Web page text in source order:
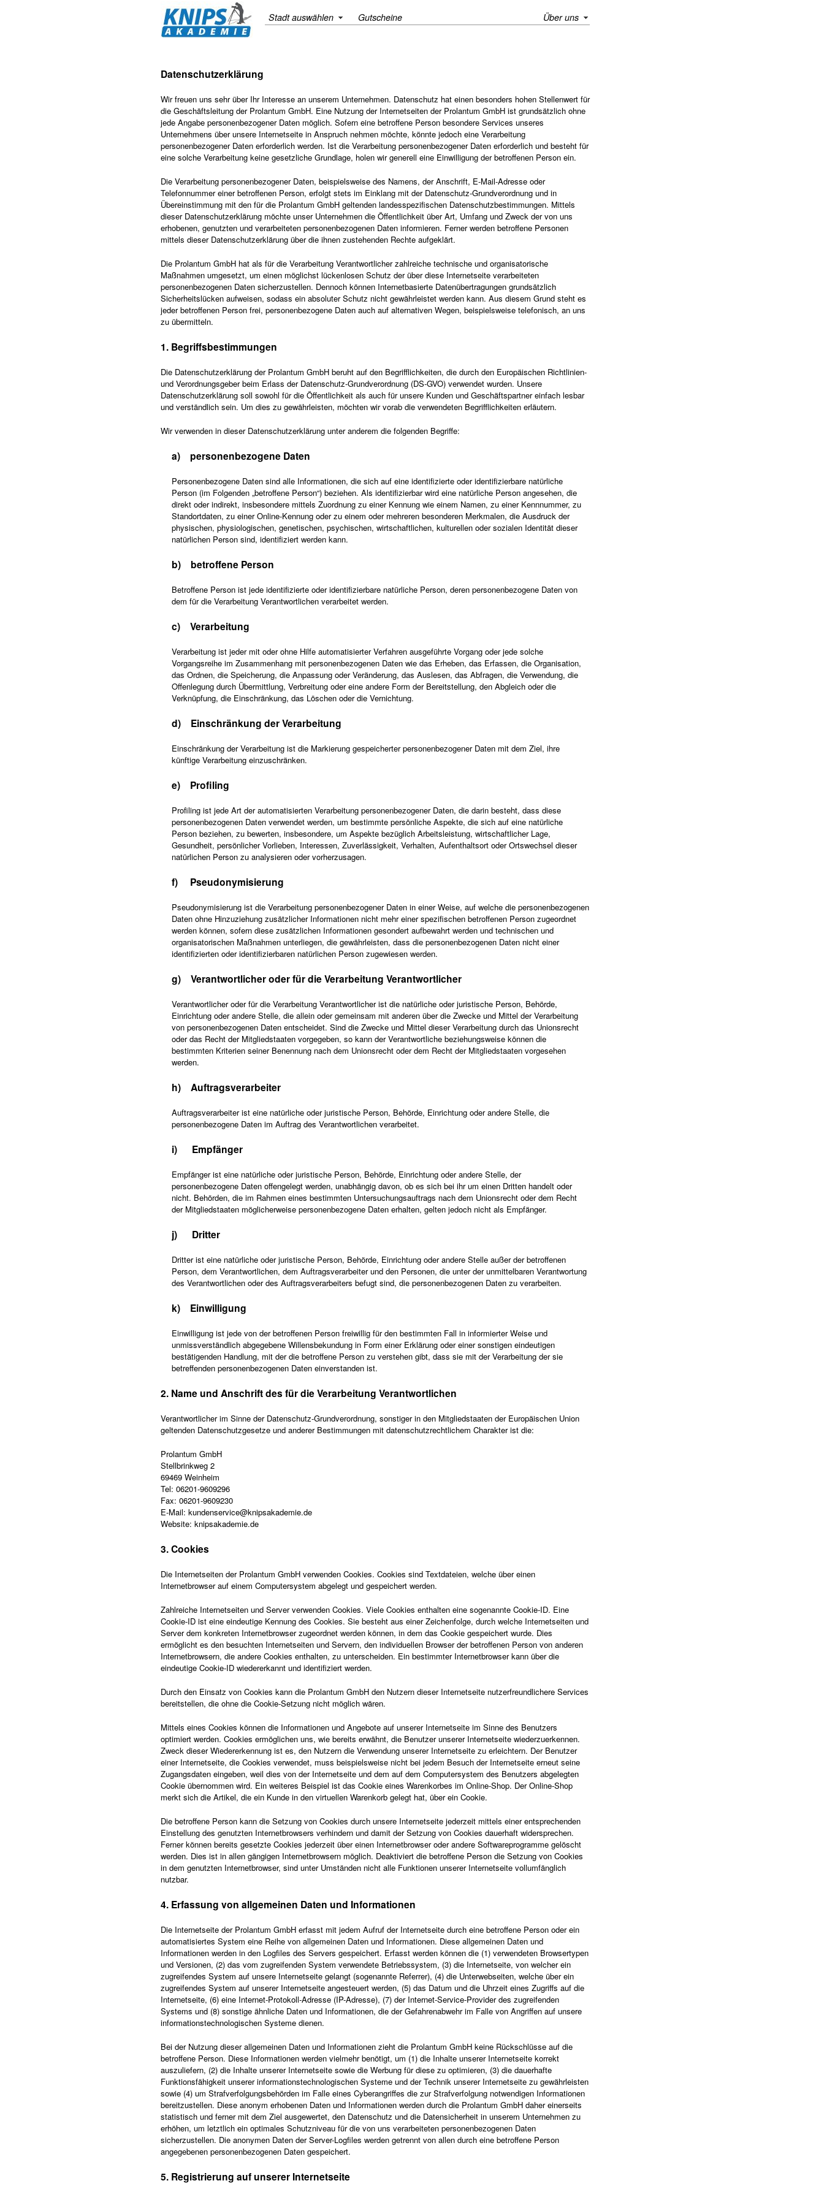
Stadt auswählen Gutscheine Über uns
Datenschutzerklärung
Wir freuen uns sehr über Ihr Interesse an unserem Unternehmen. Datenschutz hat einen besonders hohen Stellenwert für
die Geschäftsleitung der Prolantum GmbH. Eine Nutzung der Internetseiten der Prolantum GmbH ist grundsätzlich ohne
jede Angabe personenbezogener Daten möglich. Sofern eine betroffene Person besondere Services unseres
Unternehmens über unsere Internetseite in Anspruch nehmen möchte, könnte jedoch eine Verarbeitung
personenbezogener Daten erforderlich werden. Ist die Verarbeitung personenbezogener Daten erforderlich und besteht für
eine solche Verarbeitung keine gesetzliche Grundlage, holen wir generell eine Einwilligung der betroffenen Person ein.
Die Verarbeitung personenbezogener Daten, beispielsweise des Namens, der Anschrift, E-Mail-Adresse oder
Telefonnummer einer betroffenen Person, erfolgt stets im Einklang mit der Datenschutz-Grundverordnung und in
Übereinstimmung mit den für die Prolantum GmbH geltenden landesspezifischen Datenschutzbestimmungen. Mittels
dieser Datenschutzerklärung möchte unser Unternehmen die Öffentlichkeit über Art, Umfang und Zweck der von uns
erhobenen, genutzten und verarbeiteten personenbezogenen Daten informieren. Ferner werden betroffene Personen
mittels dieser Datenschutzerklärung über die ihnen zustehenden Rechte aufgeklärt.
Die Prolantum GmbH hat als für die Verarbeitung Verantwortlicher zahlreiche technische und organisatorische
Maßnahmen umgesetzt, um einen möglichst lückenlosen Schutz der über diese Internetseite verarbeiteten
personenbezogenen Daten sicherzustellen. Dennoch können Internetbasierte Datenübertragungen grundsätzlich
Sicherheitslücken aufweisen, sodass ein absoluter Schutz nicht gewährleistet werden kann. Aus diesem Grund steht es
jeder betroffenen Person frei, personenbezogene Daten auch auf alternativen Wegen, beispielsweise telefonisch, an uns
zu übermitteln.
1. Begriffsbestimmungen
Die Datenschutzerklärung der Prolantum GmbH beruht auf den Begrifflichkeiten, die durch den Europäischen Richtlinien-
und Verordnungsgeber beim Erlass der Datenschutz-Grundverordnung (DS-GVO) verwendet wurden. Unsere
Datenschutzerklärung soll sowohl für die Öffentlichkeit als auch für unsere Kunden und Geschäftspartner einfach lesbar
und verständlich sein. Um dies zu gewährleisten, möchten wir vorab die verwendeten Begrifflichkeiten erläutern.
Wir verwenden in dieser Datenschutzerklärung unter anderem die folgenden Begriffe:
a) personenbezogene Daten
Personenbezogene Daten sind alle Informationen, die sich auf eine identifizierte oder identifizierbare natürliche
Person (im Folgenden „betroffene Person“) beziehen. Als identifizierbar wird eine natürliche Person angesehen, die
direkt oder indirekt, insbesondere mittels Zuordnung zu einer Kennung wie einem Namen, zu einer Kennnummer, zu
Standortdaten, zu einer Online-Kennung oder zu einem oder mehreren besonderen Merkmalen, die Ausdruck der
physischen, physiologischen, genetischen, psychischen, wirtschaftlichen, kulturellen oder sozialen Identität dieser
natürlichen Person sind, identifiziert werden kann.
b) betroffene Person
Betroffene Person ist jede identifizierte oder identifizierbare natürliche Person, deren personenbezogene Daten von
dem für die Verarbeitung Verantwortlichen verarbeitet werden.
c) Verarbeitung
Verarbeitung ist jeder mit oder ohne Hilfe automatisierter Verfahren ausgeführte Vorgang oder jede solche
Vorgangsreihe im Zusammenhang mit personenbezogenen Daten wie das Erheben, das Erfassen, die Organisation,
das Ordnen, die Speicherung, die Anpassung oder Veränderung, das Auslesen, das Abfragen, die Verwendung, die
Offenlegung durch Übermittlung, Verbreitung oder eine andere Form der Bereitstellung, den Abgleich oder die
Verknüpfung, die Einschränkung, das Löschen oder die Vernichtung.
d) Einschränkung der Verarbeitung
Einschränkung der Verarbeitung ist die Markierung gespeicherter personenbezogener Daten mit dem Ziel, ihre
künftige Verarbeitung einzuschränken.
e) Profiling
Profiling ist jede Art der automatisierten Verarbeitung personenbezogener Daten, die darin besteht, dass diese
personenbezogenen Daten verwendet werden, um bestimmte persönliche Aspekte, die sich auf eine natürliche
Person beziehen, zu bewerten, insbesondere, um Aspekte bezüglich Arbeitsleistung, wirtschaftlicher Lage,
Gesundheit, persönlicher Vorlieben, Interessen, Zuverlässigkeit, Verhalten, Aufenthaltsort oder Ortswechsel dieser
natürlichen Person zu analysieren oder vorherzusagen.
f) Pseudonymisierung
Pseudonymisierung ist die Verarbeitung personenbezogener Daten in einer Weise, auf welche die personenbezogenen
Daten ohne Hinzuziehung zusätzlicher Informationen nicht mehr einer spezifischen betroffenen Person zugeordnet
werden können, sofern diese zusätzlichen Informationen gesondert aufbewahrt werden und technischen und
organisatorischen Maßnahmen unterliegen, die gewährleisten, dass die personenbezogenen Daten nicht einer
identifizierten oder identifizierbaren natürlichen Person zugewiesen werden.
g) Verantwortlicher oder für die Verarbeitung Verantwortlicher
Verantwortlicher oder für die Verarbeitung Verantwortlicher ist die natürliche oder juristische Person, Behörde,
Einrichtung oder andere Stelle, die allein oder gemeinsam mit anderen über die Zwecke und Mittel der Verarbeitung
von personenbezogenen Daten entscheidet. Sind die Zwecke und Mittel dieser Verarbeitung durch das Unionsrecht
oder das Recht der Mitgliedstaaten vorgegeben, so kann der Verantwortliche beziehungsweise können die
bestimmten Kriterien seiner Benennung nach dem Unionsrecht oder dem Recht der Mitgliedstaaten vorgesehen
werden.
h) Auftragsverarbeiter
Auftragsverarbeiter ist eine natürliche oder juristische Person, Behörde, Einrichtung oder andere Stelle, die
personenbezogene Daten im Auftrag des Verantwortlichen verarbeitet.
i) Empfänger
Empfänger ist eine natürliche oder juristische Person, Behörde, Einrichtung oder andere Stelle, der
personenbezogene Daten offengelegt werden, unabhängig davon, ob es sich bei ihr um einen Dritten handelt oder
nicht. Behörden, die im Rahmen eines bestimmten Untersuchungsauftrags nach dem Unionsrecht oder dem Recht
der Mitgliedstaaten möglicherweise personenbezogene Daten erhalten, gelten jedoch nicht als Empfänger.
j) Dritter
Dritter ist eine natürliche oder juristische Person, Behörde, Einrichtung oder andere Stelle außer der betroffenen
Person, dem Verantwortlichen, dem Auftragsverarbeiter und den Personen, die unter der unmittelbaren Verantwortung
des Verantwortlichen oder des Auftragsverarbeiters befugt sind, die personenbezogenen Daten zu verarbeiten.
k) Einwilligung
Einwilligung ist jede von der betroffenen Person freiwillig für den bestimmten Fall in informierter Weise und
unmissverständlich abgegebene Willensbekundung in Form einer Erklärung oder einer sonstigen eindeutigen
bestätigenden Handlung, mit der die betroffene Person zu verstehen gibt, dass sie mit der Verarbeitung der sie
betreffenden personenbezogenen Daten einverstanden ist.
2. Name und Anschrift des für die Verarbeitung Verantwortlichen
Verantwortlicher im Sinne der Datenschutz-Grundverordnung, sonstiger in den Mitgliedstaaten der Europäischen Union
geltenden Datenschutzgesetze und anderer Bestimmungen mit datenschutzrechtlichem Charakter ist die:
Prolantum GmbH
Stellbrinkweg 2
69469 Weinheim
Tel: 06201-9609296
Fax: 06201-9609230
E-Mail: kundenservice@knipsakademie.de
Website: knipsakademie.de
3. Cookies
Die Internetseiten der Prolantum GmbH verwenden Cookies. Cookies sind Textdateien, welche über einen
Internetbrowser auf einem Computersystem abgelegt und gespeichert werden.
Zahlreiche Internetseiten und Server verwenden Cookies. Viele Cookies enthalten eine sogenannte Cookie-ID. Eine
Cookie-ID ist eine eindeutige Kennung des Cookies. Sie besteht aus einer Zeichenfolge, durch welche Internetseiten und
Server dem konkreten Internetbrowser zugeordnet werden können, in dem das Cookie gespeichert wurde. Dies
ermöglicht es den besuchten Internetseiten und Servern, den individuellen Browser der betroffenen Person von anderen
Internetbrowsern, die andere Cookies enthalten, zu unterscheiden. Ein bestimmter Internetbrowser kann über die
eindeutige Cookie-ID wiedererkannt und identifiziert werden.
Durch den Einsatz von Cookies kann die Prolantum GmbH den Nutzern dieser Internetseite nutzerfreundlichere Services
bereitstellen, die ohne die Cookie-Setzung nicht möglich wären.
Mittels eines Cookies können die Informationen und Angebote auf unserer Internetseite im Sinne des Benutzers
optimiert werden. Cookies ermöglichen uns, wie bereits erwähnt, die Benutzer unserer Internetseite wiederzuerkennen.
Zweck dieser Wiedererkennung ist es, den Nutzern die Verwendung unserer Internetseite zu erleichtern. Der Benutzer
einer Internetseite, die Cookies verwendet, muss beispielsweise nicht bei jedem Besuch der Internetseite erneut seine
Zugangsdaten eingeben, weil dies von der Internetseite und dem auf dem Computersystem des Benutzers abgelegten
Cookie übernommen wird. Ein weiteres Beispiel ist das Cookie eines Warenkorbes im Online-Shop. Der Online-Shop
merkt sich die Artikel, die ein Kunde in den virtuellen Warenkorb gelegt hat, über ein Cookie.
Die betroffene Person kann die Setzung von Cookies durch unsere Internetseite jederzeit mittels einer entsprechenden
Einstellung des genutzten Internetbrowsers verhindern und damit der Setzung von Cookies dauerhaft widersprechen.
Ferner können bereits gesetzte Cookies jederzeit über einen Internetbrowser oder andere Softwareprogramme gelöscht
werden. Dies ist in allen gängigen Internetbrowsern möglich. Deaktiviert die betroffene Person die Setzung von Cookies
in dem genutzten Internetbrowser, sind unter Umständen nicht alle Funktionen unserer Internetseite vollumfänglich
nutzbar.
4. Erfassung von allgemeinen Daten und Informationen
Die Internetseite der Prolantum GmbH erfasst mit jedem Aufruf der Internetseite durch eine betroffene Person oder ein
automatisiertes System eine Reihe von allgemeinen Daten und Informationen. Diese allgemeinen Daten und
Informationen werden in den Logfiles des Servers gespeichert. Erfasst werden können die (1) verwendeten Browsertypen
und Versionen, (2) das vom zugreifenden System verwendete Betriebssystem, (3) die Internetseite, von welcher ein
zugreifendes System auf unsere Internetseite gelangt (sogenannte Referrer), (4) die Unterwebseiten, welche über ein
zugreifendes System auf unserer Internetseite angesteuert werden, (5) das Datum und die Uhrzeit eines Zugriffs auf die
Internetseite, (6) eine Internet-Protokoll-Adresse (IP-Adresse), (7) der Internet-Service-Provider des zugreifenden
Systems und (8) sonstige ähnliche Daten und Informationen, die der Gefahrenabwehr im Falle von Angriffen auf unsere
informationstechnologischen Systeme dienen.
Bei der Nutzung dieser allgemeinen Daten und Informationen zieht die Prolantum GmbH keine Rückschlüsse auf die
betroffene Person. Diese Informationen werden vielmehr benötigt, um (1) die Inhalte unserer Internetseite korrekt
auszuliefern, (2) die Inhalte unserer Internetseite sowie die Werbung für diese zu optimieren, (3) die dauerhafte
Funktionsfähigkeit unserer informationstechnologischen Systeme und der Technik unserer Internetseite zu gewährleisten
sowie (4) um Strafverfolgungsbehörden im Falle eines Cyberangriffes die zur Strafverfolgung notwendigen Informationen
bereitzustellen. Diese anonym erhobenen Daten und Informationen werden durch die Prolantum GmbH daher einerseits
statistisch und ferner mit dem Ziel ausgewertet, den Datenschutz und die Datensicherheit in unserem Unternehmen zu
erhöhen, um letztlich ein optimales Schutzniveau für die von uns verarbeiteten personenbezogenen Daten
sicherzustellen. Die anonymen Daten der Server-Logfiles werden getrennt von allen durch eine betroffene Person
angegebenen personenbezogenen Daten gespeichert.
5. Registrierung auf unserer Internetseite